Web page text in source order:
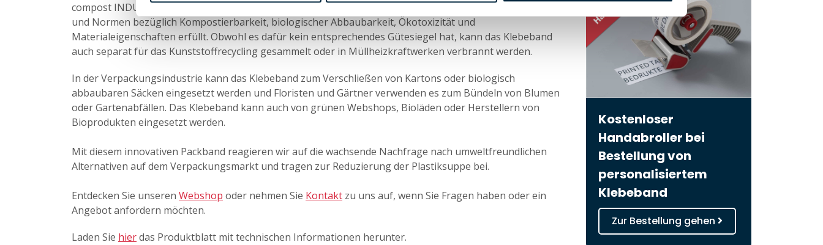
compost INDUSTRIAL-Logo“ zertifiziert. Das beinhaltet, dass monta biopack die strengen Anforderungen
und Normen bezüglich Kompostierbarkeit, biologischer Abbaubarkeit, Ökotoxizität und
Materialeigenschaften erfüllt. Obwohl es dafür kein entsprechendes Gütesiegel hat, kann das Klebeband
auch separat für das Kunststoffrecycling gesammelt oder in Müllheizkraftwerken verbrannt werden.
In der Verpackungsindustrie kann das Klebeband zum Verschließen von Kartons oder biologisch
abbaubaren Säcken eingesetzt werden und Floristen und Gärtner verwenden es zum Bündeln von Blumen
oder Gartenabfällen. Das Klebeband kann auch von grünen Webshops, Bioläden oder Herstellern von
Bioprodukten eingesetzt werden.
Mit diesem innovativen Packband reagieren wir auf die wachsende Nachfrage nach umweltfreundlichen
Alternativen auf dem Verpackungsmarkt und tragen zur Reduzierung der Plastiksuppe bei.
Entdecken Sie unseren Webshop oder nehmen Sie Kontakt zu uns auf, wenn Sie Fragen haben oder ein
Angebot anfordern möchten.
Laden Sie hierdas Produktblatt mit technischen Informationen herunter.
Kostenloser
Handabroller bei
Bestellung von
personalisiertem
Klebeband
Zur Bestellung gehen